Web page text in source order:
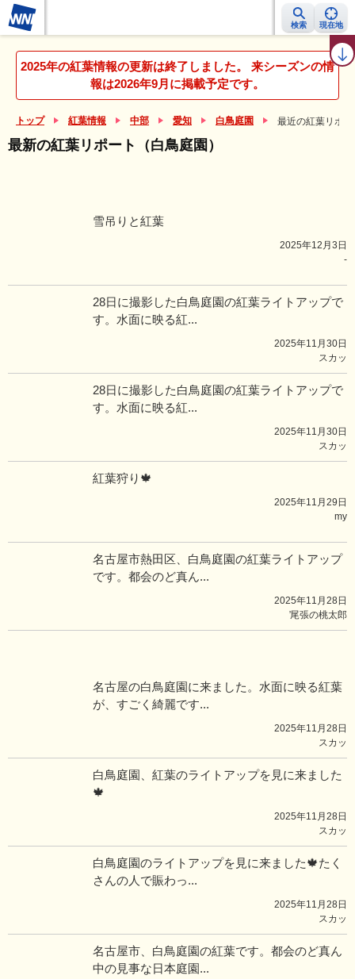
検索 現在地
紅葉レーダー 紅葉ニュース 京都 見頃カレンダー 名所ランキング
2025年の紅葉情報の更新は終了しました。 来シーズンの情
報は2026年9月に掲載予定です。
トップ 紅葉情報 中部 愛知 白鳥庭園 最近の紅葉リポ
最新の紅葉リポート（白鳥庭園）
雪吊りと紅葉
2025年12月3日
-
28日に撮影した白鳥庭園の紅葉ライトアップで
す。水面に映る紅...
2025年11月30日
スカッ
28日に撮影した白鳥庭園の紅葉ライトアップで
す。水面に映る紅...
2025年11月30日
スカッ
紅葉狩り🍁
2025年11月29日
my
名古屋市熱田区、白鳥庭園の紅葉ライトアップ
です。都会のど真ん...
2025年11月28日
̓尾張の桃太郎
名古屋の白鳥庭園に来ました。水面に映る紅葉
が、すごく綺麗です...
2025年11月28日
スカッ
白鳥庭園、紅葉のライトアップを見に来ました
🍁
2025年11月28日
スカッ
白鳥庭園のライトアップを見に来ました🍁たく
さんの人で賑わっ...
2025年11月28日
スカッ
名古屋市、白鳥庭園の紅葉です。都会のど真ん
中の見事な日本庭園...